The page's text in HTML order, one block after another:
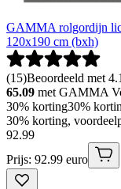
GAMMA rolgordijn
120x190 cm (bxh)
(15)Beoordeeld met
65.09 met GAMMA
30% korting30%
30% korting,
92.99
Prijs: 92.99 euro